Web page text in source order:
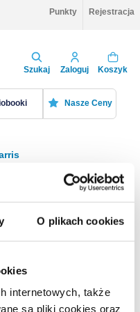
O plikach cookies
internetowych, także
są pliki cookies oraz
Punkty Rejestracja
Szukaj Zaloguj Koszyk
Nasze Ceny
Sortuj
Na stronie